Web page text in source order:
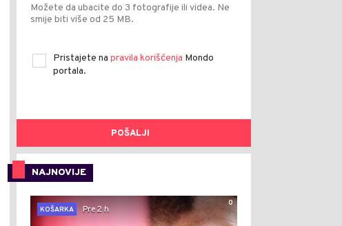
Možete da ubacite do 3 fotografije ili videa. Ne
smije biti više od 25 MB.
Pristajete na pravila korišćenja Mondo
portala.
POŠALJI
NAJNOVIJE
0
KOŠARKA
Pre 2 h